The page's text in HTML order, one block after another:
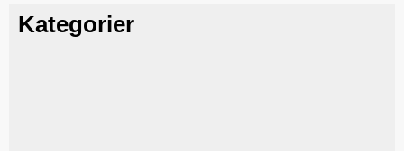
Kategorier